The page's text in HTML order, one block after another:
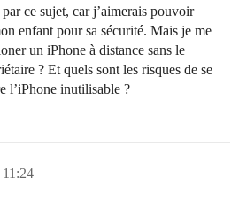
ce sujet, car j’aimerais pouvoir
enfant pour sa sécurité. Mais je me
un iPhone à distance sans le
? Et quels sont les risques de se
l’iPhone inutilisable ?